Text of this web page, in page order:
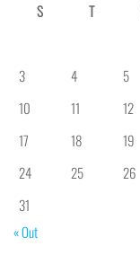
S
T
3
4 5
10
11 12
17
18 19
24
25 26
31
« Out